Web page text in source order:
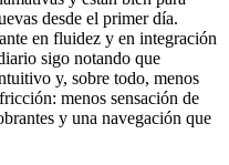
desde el primer día.
en fluidez y en integración
sigo notando que
y, sobre todo, menos
menos sensación de
y una navegación que